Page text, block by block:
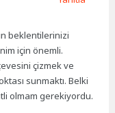
beklentilerinizi
için önemli.
çizmek ve
sunmaktı. Belki
olmam gerekiyordu.